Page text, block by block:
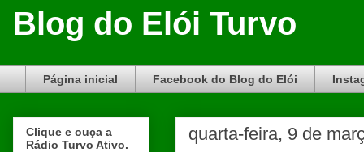
Blog do Elói Turvo
Página inicial Facebook do Blog do Elói
quarta-feira, 9 de
Clique e ouça a
Rádio Turvo Ativo.